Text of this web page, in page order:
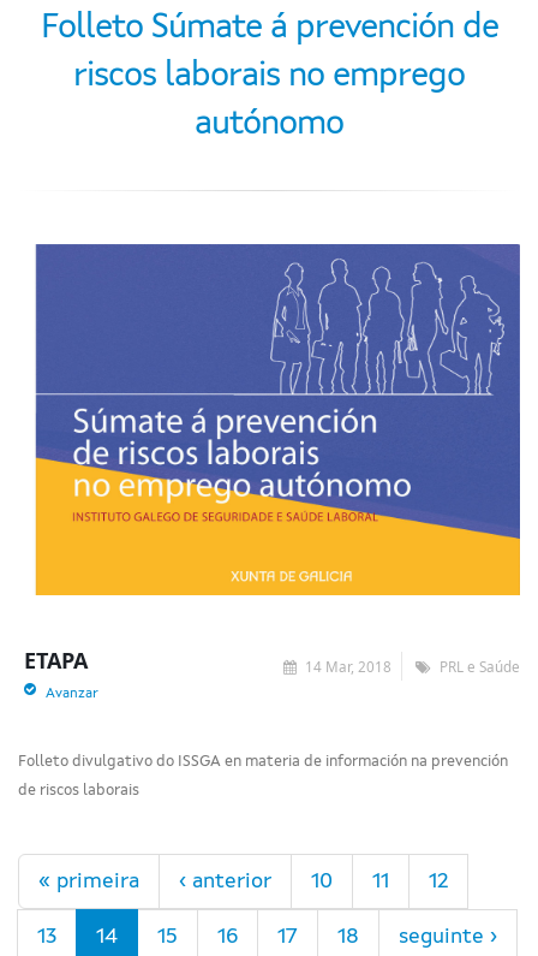
Folleto Súmate á prevención de
riscos laborais no emprego
autónomo
14 Mar, 2018 PRL e Saúde
ETAPA
Avanzar
Folleto divulgativo do ISSGA en materia de información na prevención
de riscos laborais
Páxinas
« primeira ‹ anterior 10 11 12
13 14 15 16 17 18 seguinte ›